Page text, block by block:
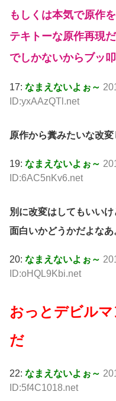
もしくは本気で原作
テキトーな原作再現
でしかないからブッ
17: なまえないよぉ～
ID:yxAAzQTl.net
原作から糞みたいな改
19: なまえないよぉ～
ID:6AC5nKv6.net
別に改変はしてもいいけ
面白いかどうかだよなあ
20: なまえないよぉ～
ID:oHQL9Kbi.net
おっとデビル
だ
22: なまえないよぉ～
ID:5f4C1018.net